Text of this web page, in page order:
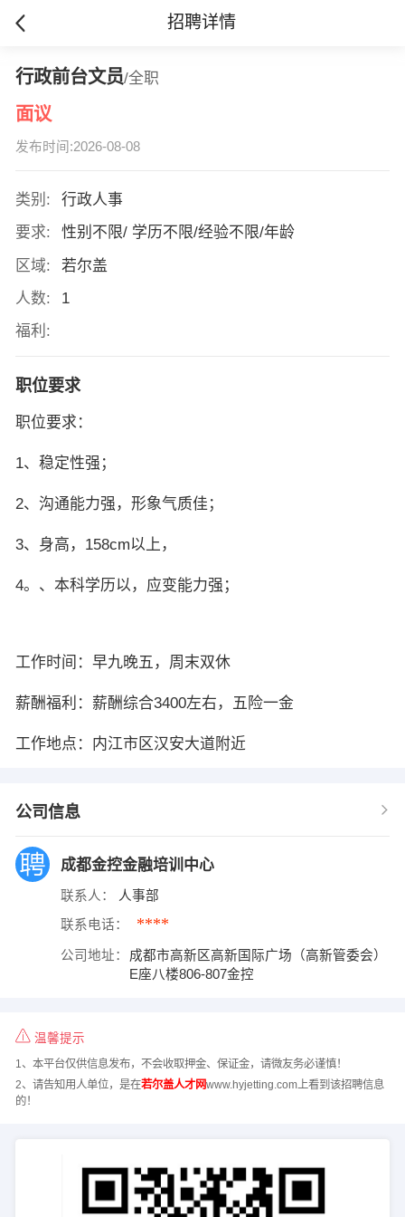
招聘详情
行政前台文员/全职
面议
发布时间:2026-08-08
类别:
行政人事
要求:
性别不限/ 学历不限/经验不限/年龄
区域:
若尔盖
人数:
1
福利:
职位要求
职位要求：
1、稳定性强；
2、沟通能力强，形象气质佳；
3、身高，158cm以上，
4。、本科学历以，应变能力强；
工作时间：早九晚五，周末双休
薪酬福利：薪酬综合3400左右，五险一金
工作地点：内江市区汉安大道附近
公司信息
成都金控金融培训中心
联系人： 人事部
联系电话： ****
公司地址：
成都市高新区高新国际广场（高新管委会）
E座八楼806-807金控
温馨提示
1、本平台仅供信息发布，不会收取押金、保证金，请微友务必谨慎！
2、请告知用人单位，是在若尔盖人才网www.hyjetting.com上看到该招聘信息
的！